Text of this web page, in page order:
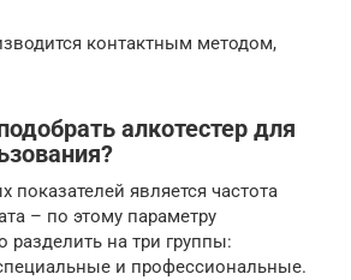
контактным методом,
алкотестер для
является частота
– по этому параметру
разделить на три группы:
и профессиональные.